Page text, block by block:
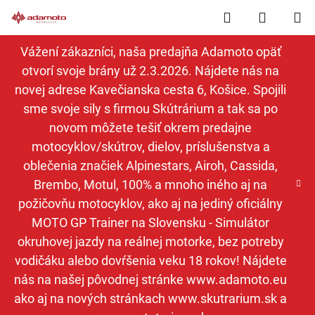
na
obsah
Vážení zákazníci, naša predajňa Adamoto opäť
otvorí svoje brány už 2.3.2026. Nájdete nás na
novej adrese Kavečianska cesta 6, Košice. Spojili
sme svoje sily s firmou Skútrárium a tak sa po
novom môžete tešiť okrem predajne
motocyklov/skútrov, dielov, príslušenstva a
oblečenia značiek Alpinestars, Airoh, Cassida,
Brembo, Motul, 100% a mnoho iného aj na
požičovňu motocyklov, ako aj na jediný oficiálny
MOTO GP Trainer na Slovensku - Simulátor
okruhovej jazdy na reálnej motorke, bez potreby
vodičáku alebo dovŕšenia veku 18 rokov! Nájdete
nás na našej pôvodnej stránke www.adamoto.eu
ako aj na nových stránkach www.skutrarium.sk a
Hľadať
KOŠÍK